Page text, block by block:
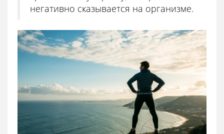
негативно сказывается на организме.